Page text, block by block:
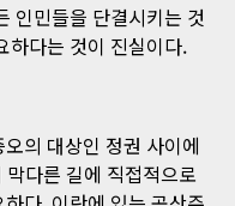
인민들을 단결시키는 것
하다는 것이 진실이다.
의 대상인 정권 사이에
다른 길에 직접적으로